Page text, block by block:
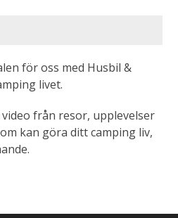
för oss med Husbil &
livet.
från resor, upplevelser
kan göra ditt camping liv,